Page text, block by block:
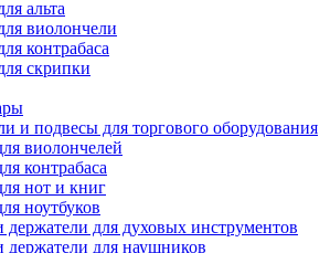
альта
виолончели
контрабаса
скрипки
и подвесы для торгового оборудования
виолончелей
контрабаса
нот и книг
ноутбуков
держатели для духовых инструментов
держатели для наушников